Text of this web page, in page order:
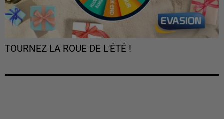
TOURNEZ LA ROUE DE L'ÉTÉ !